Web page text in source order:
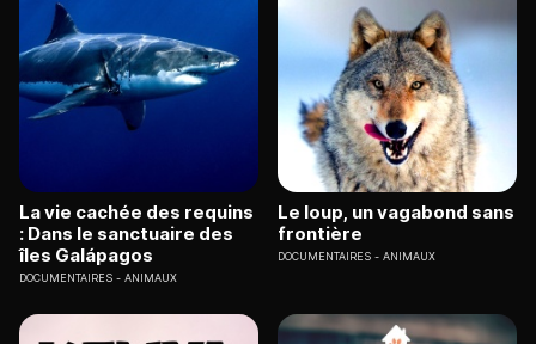
La vie cachée des requins
: Dans le sanctuaire des
îles Galápagos
DOCUMENTAIRES ANIMAUX
Le loup, un vagabond sans
frontière
DOCUMENTAIRES ANIMAUX